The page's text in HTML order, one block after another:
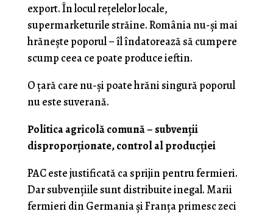
export. În locul rețelelor locale,
supermarketurile străine. România nu-și mai
hrănește poporul – îl îndatorează să cumpere
scump ceea ce poate produce ieftin.
O țară care nu-și poate hrăni singură poporul
nu este suverană.
Politica agricolă comună – subvenții
disproporționate, control al producției
PAC este justificată ca sprijin pentru fermieri.
Dar subvențiile sunt distribuite inegal. Marii
fermieri din Germania și Franța primesc zeci